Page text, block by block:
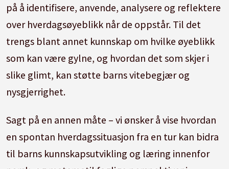
på å identifisere, anvende, analysere og reflektere
over hverdagsøyeblikk når de oppstår. Til det
trengs blant annet kunnskap om hvilke øyeblikk
som kan være gylne, og hvordan det som skjer i
slike glimt, kan støtte barns vitebegjær og
nysgjerrighet.
Sagt på en annen måte – vi ønsker å vise hvordan
en spontan hverdagssituasjon fra en tur kan bidra
til barns kunnskapsutvikling og læring innenfor